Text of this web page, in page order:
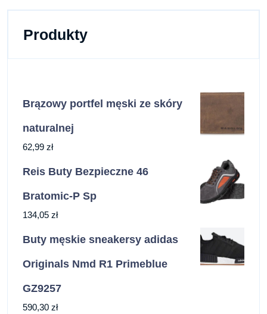
Produkty
Brązowy portfel męski ze skóry
naturalnej
62,99 zł
Reis Buty Bezpieczne 46
Bratomic-P Sp
134,05 zł
Buty męskie sneakersy adidas
Originals Nmd R1 Primeblue
GZ9257
590,30 zł